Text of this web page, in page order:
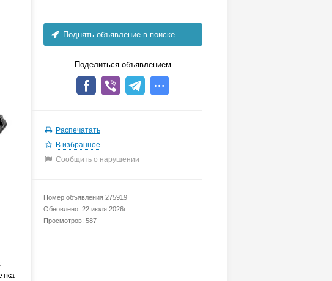
Поднять объявление в поиске
Поделиться объявлением
Распечатать
В избранное
Сообщить о нарушении
Номер объявления 275919
Обновлено: 22 июля 2026г.
Просмотров: 587